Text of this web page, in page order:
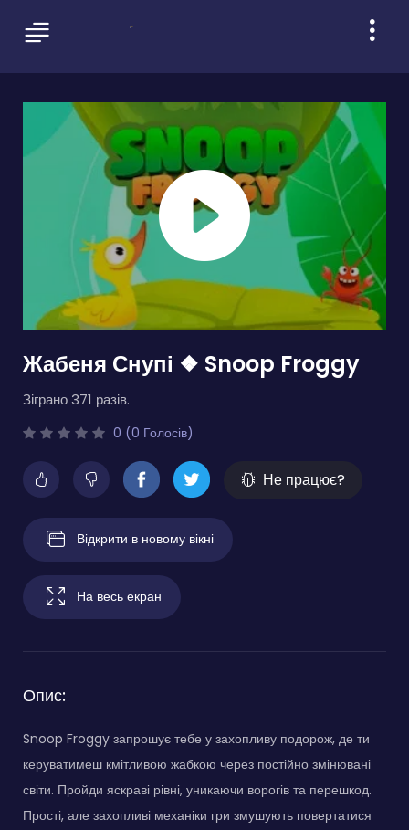
Жабеня Снупі ❖ Snoop Froggy
Зіграно 371 разів.
0 (0 Голосів)
Не працює?
Відкрити в новому вікні
На весь екран
Опис:
Snoop Froggy запрошує тебе у захопливу подорож, де ти
керуватимеш кмітливою жабкою через постійно змінювані
світи. Пройди яскраві рівні, уникаючи ворогів та перешкод.
Прості, але захопливі механіки гри змушують повертатися